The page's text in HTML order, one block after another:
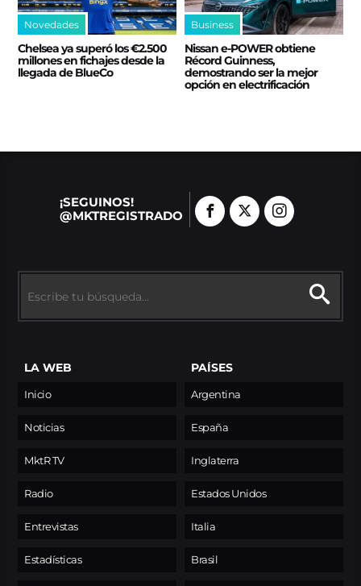
Novedades
Chelsea ya superó los €2.500
millones en fichajes desde la
llegada de BlueCo
Business
Nissan e‑POWER obtiene
Récord Guinness,
demostrando ser la mejor
opción en electrificación
¡SEGUINOS!
@MKTREGISTRADO
LA WEB
Inicio
Noticias
MktR TV
Radio
Entrevistas
Estadísticas
PAÍSES
Argentina
España
Inglaterra
Estados Unidos
Italia
Brasil